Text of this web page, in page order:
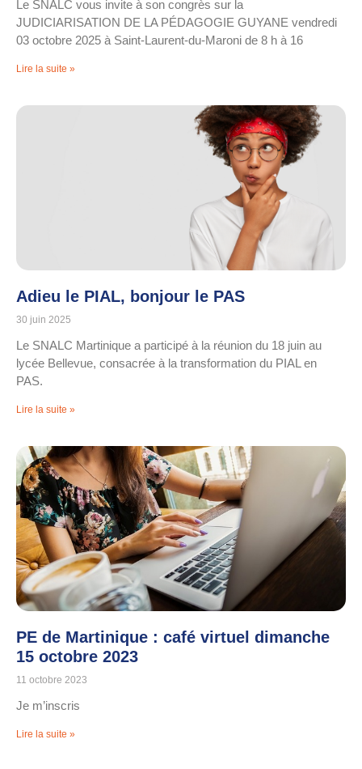
Le SNALC vous invite à son congrès sur la
JUDICIARISATION DE LA PÉDAGOGIE GUYANE vendredi
03 octobre 2025 à Saint-Laurent-du-Maroni de 8 h à 16
Lire la suite »
Adieu le PIAL, bonjour le PAS
30 juin 2025
Le SNALC Martinique a participé à la réunion du 18 juin au
lycée Bellevue, consacrée à la transformation du PIAL en
PAS.
Lire la suite »
PE de Martinique : café virtuel dimanche
15 octobre 2023
11 octobre 2023
Je m’inscris
Lire la suite »